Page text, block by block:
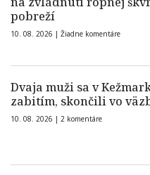
pobreží
10. 08. 2026 | Žiadne komentáre
Dvaja muži sa v
zabitím, skončili vo
10. 08. 2026 | 2 komentáre